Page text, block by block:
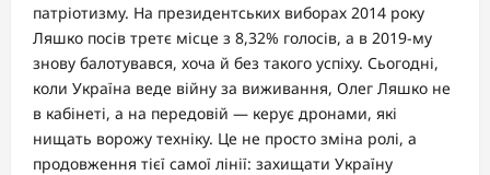
патріотизму. На президентських виборах 2014 року
Ляшко посів третє місце з 8,32% голосів, а в 2019-му
знову балотувався, хоча й без такого успіху. Сьогодні,
коли Україна веде війну за виживання, Олег Ляшко не
в кабінеті, а на передовій — керує дронами, які
нищать ворожу техніку. Це не просто зміна ролі, а
продовження тієї самої лінії: захищати Україну